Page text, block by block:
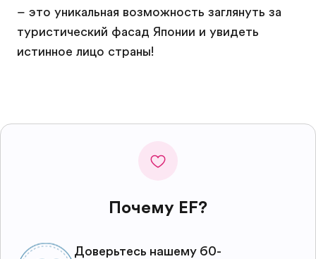
– это уникальная возможность заглянуть за
туристический фасад Японии и увидеть
истинное лицо страны!
Почему EF?
Доверьтесь нашему 60-